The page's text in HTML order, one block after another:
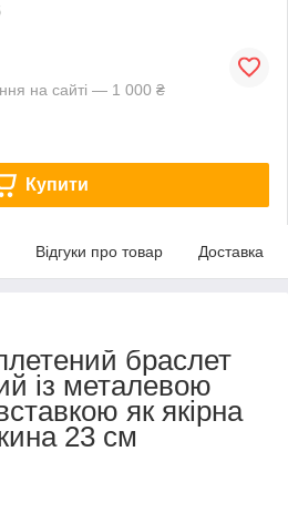
на сайті — 1 000 ₴
Купити
Відгуки про товар Доставка
браслет
із металевою
як якірна
23 см